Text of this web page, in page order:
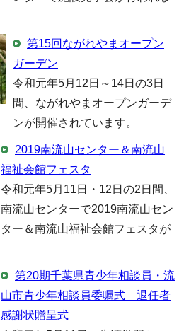
第15回ながれやまオープン
ガーデン
令和元年5月12日～14日の3日
間、ながれやまオープンガーデ
ンが開催されています。
2019南流山センター＆南流山
福祉会館フェスタ
令和元年5月11日・12日の2日間、
南流山センターで2019南流山セン
ター＆南流山福祉会館フェスタが
第20期千葉県青少年相談員・流
山市青少年相談員委嘱式 退任者
感謝状贈呈式